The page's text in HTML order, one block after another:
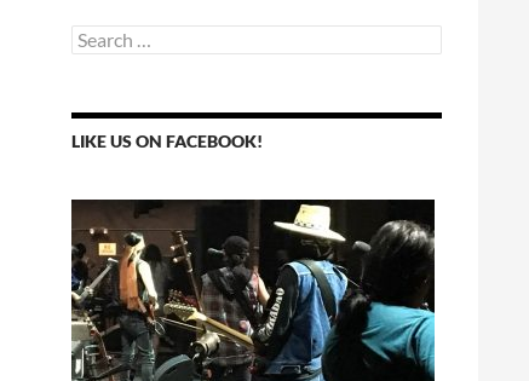
Search
for:
LIKE US ON FACEBOOK!